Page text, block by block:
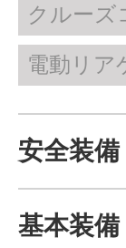
クルーズ
電動リア
安全装備
基本装備